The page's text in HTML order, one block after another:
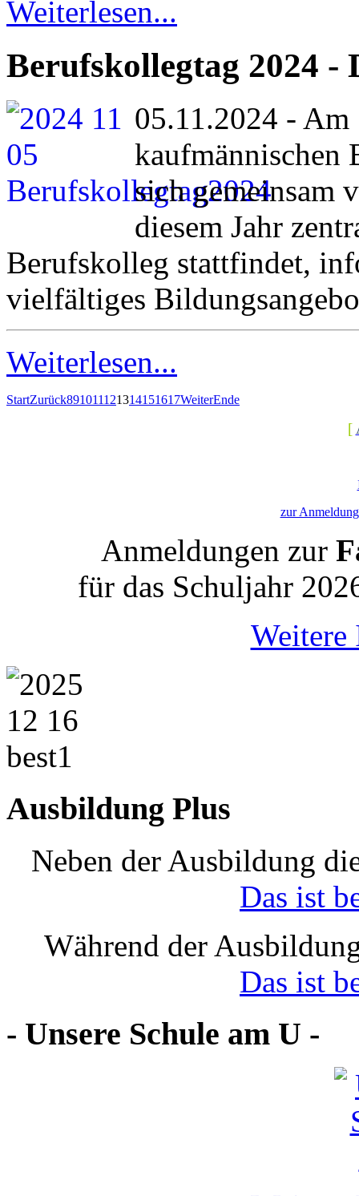
Weiterlesen...
Berufskollegtag 2024 -
05.11.2024 -
kaufmännischen
sich gemeinsam
diesem Jahr
Berufskolleg stattfindet,
vielfältiges
Weiterlesen...
StartZurück891011121314151617WeiterEnde
[
zur
Anmeldungen zur
für das Schuljahr
Weitere
Ausbildung Plus
Neben der Ausbildung
Das ist
Während der
Das ist
- Unsere Schule am U -